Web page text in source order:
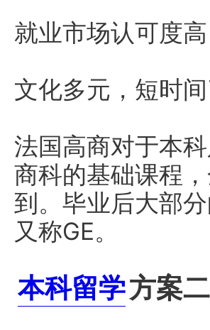
就业市场认可度高
文化多元，短时
法国高商对于本
商科的基础课程
到。毕业后大部
又称GE。
本科留学方案